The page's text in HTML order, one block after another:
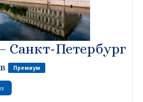
Санкт-Петербург
Премиум